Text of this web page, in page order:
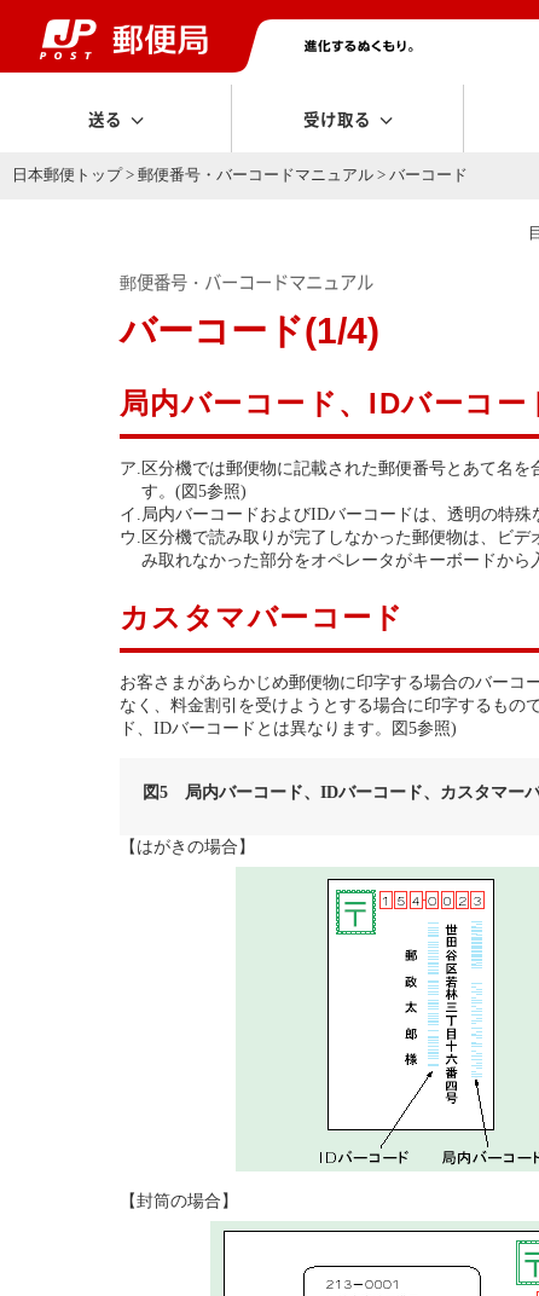
送る 受け取る
日本郵便トップ>郵便番号・バーコードマニュアル > バーコード
郵便番号・バーコードマニュアル
バーコード(1/4)
局内バーコード、IDバーコー
ア. 区分機では郵便物に記載された郵便番号とあて名
す。(図5参照)
イ. 局内バーコードおよびIDバーコードは、透明の特殊
ウ. 区分機で読み取りが完了しなかった郵便物は、ビ
み取れなかった部分をオペレータがキーボードか
カスタマバーコード
お客さまがあらかじめ郵便物に印字する場合のバーコ
なく、料金割引を受けようとする場合に印字するもの
ド、IDバーコードとは異なります。図5参照)
図5 局内バーコード、IDバーコード、カスタマー
【はがきの場合】
【封筒の場合】